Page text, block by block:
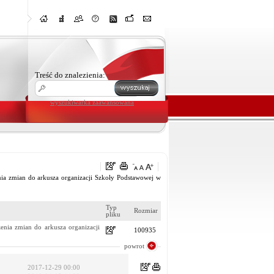
Treść do znalezienia:
wyszukiwarka zaawansowana
do arkusza organizacji Szkoły Podstawowej w
Typ
pliku
Rozmiar
zmian do arkusza organizacji
100935
powrot
2017-12-29 00:00